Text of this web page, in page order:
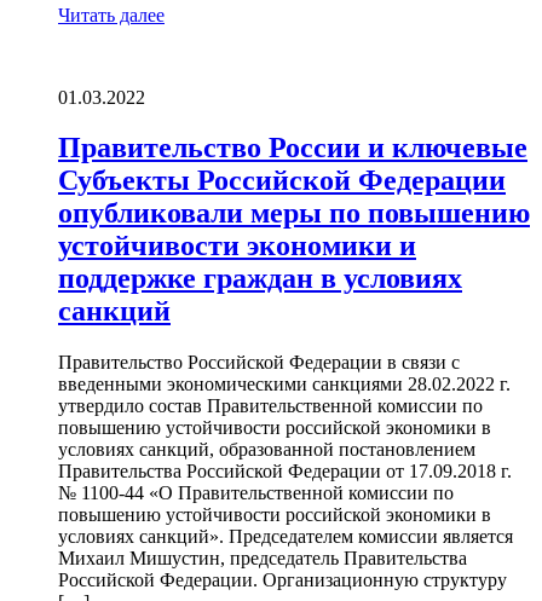
Читать далее
01.03.2022
Правительство России и ключевые
Субъекты Российской Федерации
опубликовали меры по повышению
устойчивости экономики и
поддержке граждан в условиях
санкций
Правительство Российской Федерации в связи с
введенными экономическими санкциями 28.02.2022 г.
утвердило состав Правительственной комиссии по
повышению устойчивости российской экономики в
условиях санкций, образованной постановлением
Правительства Российской Федерации от 17.09.2018 г.
№ 1100-44 «О Правительственной комиссии по
повышению устойчивости российской экономики в
условиях санкций». Председателем комиссии является
Михаил Мишустин, председатель Правительства
Российской Федерации. Организационную структуру